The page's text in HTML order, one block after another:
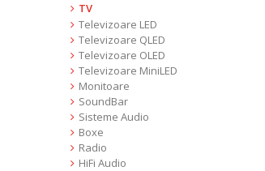
TV
Televizoare LED
Televizoare QLED
Televizoare OLED
Televizoare MiniLED
Monitoare
SoundBar
Sisteme Audio
Boxe
Radio
HiFi Audio